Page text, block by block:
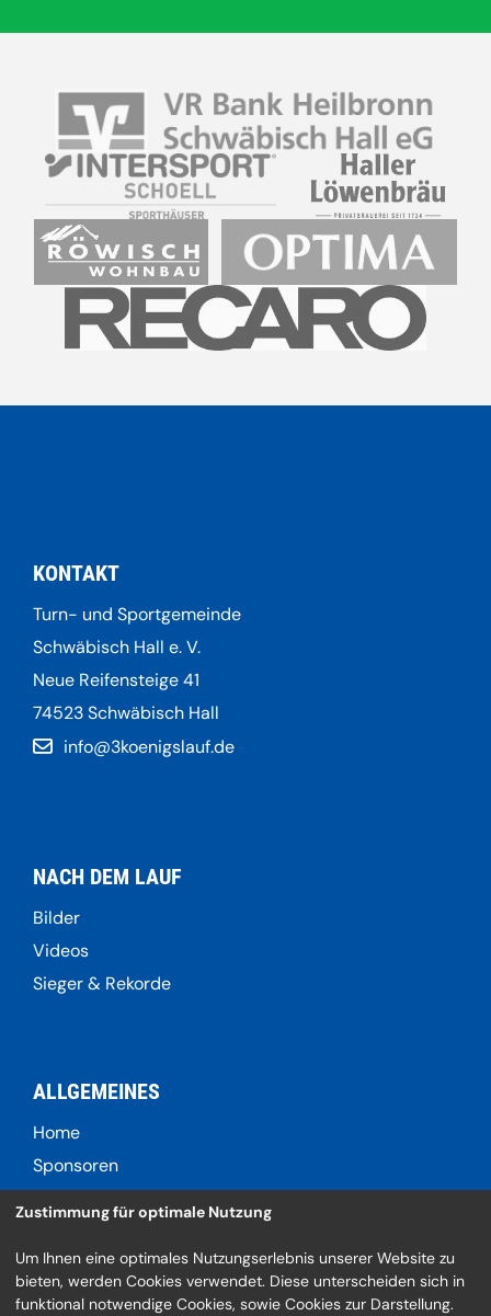
KONTAKT
Turn- und Sportgemeinde
Schwäbisch Hall e. V.
Neue Reifensteige 41
74523 Schwäbisch Hall
info@3koenigslauf.de
NACH DEM LAUF
Bilder
Videos
Sieger & Rekorde
ALLGEMEINES
Home
Sponsoren
Kontaktformular
SOCIAL
Zustimmung für optimale Nutzung
Um Ihnen eine optimales Nutzungserlebnis unserer Website zu
bieten, werden Cookies verwendet. Diese unterscheiden sich in
funktional notwendige Cookies, sowie Cookies zur Darstellung.